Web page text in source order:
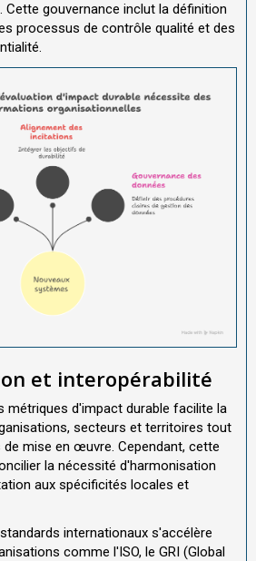
Cette gouvernance inclut la définition
processus de contrôle qualité et des
et interopérabilité
métriques d'impact durable facilite la
secteurs et territoires tout
mise en œuvre. Cependant, cette
la nécessité d'harmonisation
aux spécificités locales et
internationaux s'accélère
comme l'ISO, le GRI (Global